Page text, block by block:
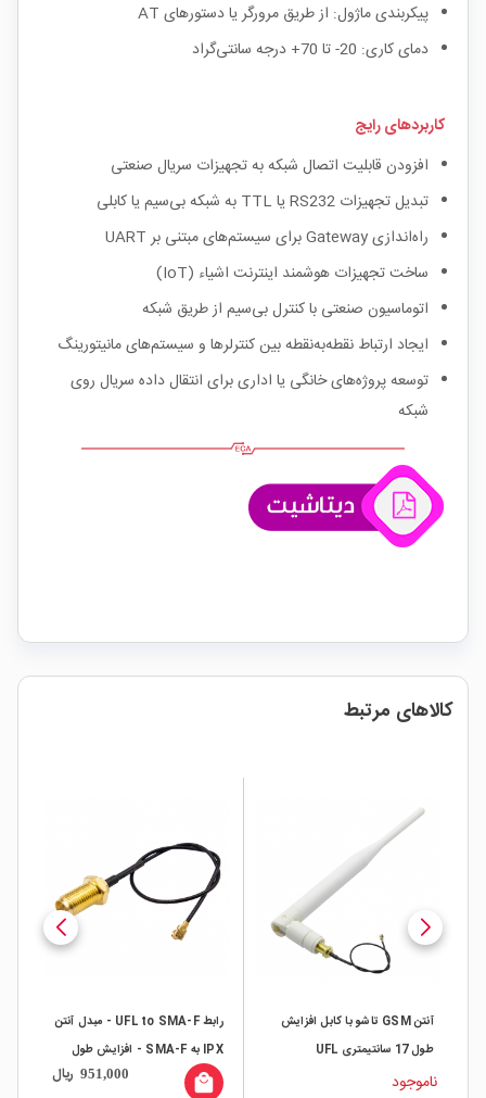
پیکربندی ماژول: از طریق مرورگر یا دستورهای AT
دمای کاری: 20- تا 70+ درجه سانتی‌گراد
کاربردهای رایج
افزودن قابلیت اتصال شبکه به تجهیزات سریال صنعتی
تبدیل تجهیزات RS232 یا TTL به شبکه بی‌سیم یا کابلی
راه‌اندازی Gateway برای سیستم‌های مبتنی بر UART
ساخت تجهیزات هوشمند اینترنت اشیاء (IoT)
اتوماسیون صنعتی با کنترل بی‌سیم از طریق شبکه
ایجاد ارتباط نقطه‌به‌نقطه بین کنترلرها و سیستم‌های مانیتورینگ
توسعه پروژه‌های خانگی یا اداری برای انتقال داده سریال روی
شبکه
کالاهای مرتبط
آنتن GSM تاشو با کابل افزایش
طول 17 سانتیمتری UFL
ناموجود
رابط UFL to SMA-F - مبدل آنتن
IPX به SMA-F - افزایش طول
سوکتی
951,000 ریال local_mall